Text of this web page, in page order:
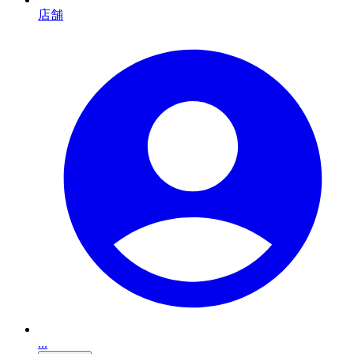
店舗
...